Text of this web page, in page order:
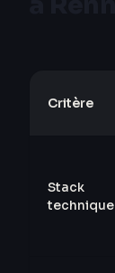
Critère
Stack
technique